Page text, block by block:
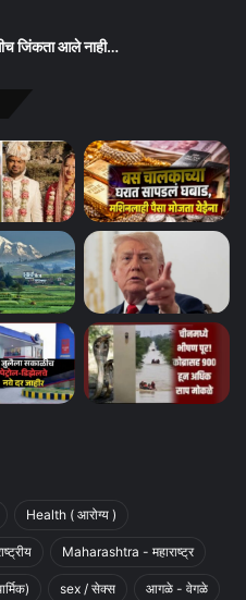
जिंकता आले नाही…
Health ( आरोग्य )
Maharashtra - महाराष्ट्र
sex / सेक्स आगळे - वेगळे